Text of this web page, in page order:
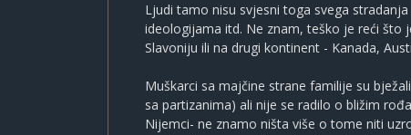
Ljudi tamo nisu svjesni toga svega
ideologijama itd. Ne znam, teško je reći što
Slavoniju ili na drugi kontinent - Kanada,
Muškarci sa majčine strane familije su
sa partizanima) ali nije se radilo o bližim
Nijemci- ne znamo ništa više o tome niti